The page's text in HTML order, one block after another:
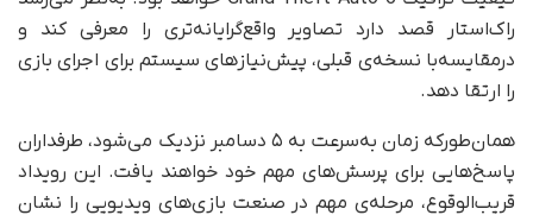
راک‌استار قصد دارد تصاویر واقع‌گرایانه‌تری را معرفی کند و
در‌مقایسه‌با نسخه‌ی قبلی، پیش‌نیاز‌های سیستم برای اجرای بازی
را ارتقا دهد.
همان‌طور‌‌که زمان به‌سرعت به ۵ دسامبر نزدیک می‌شود، طرفداران
پاسخ‌هایی برای پرسش‌های مهم خود خواهند یافت. این رویداد
قریب‌الوقوع، مرحله‌ی مهم در صنعت بازی‌های ویدیویی را نشان